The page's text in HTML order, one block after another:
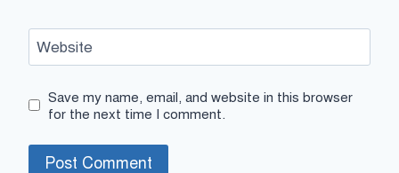
Website
Save my name, email, and website in this browser
for the next time I comment.